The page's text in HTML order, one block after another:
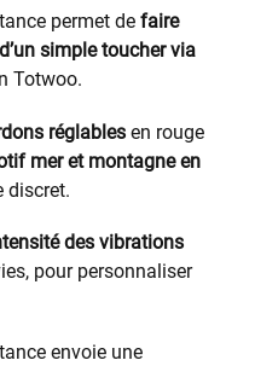
permet de faire
simple toucher via
Totwoo.
réglables en rouge
mer et montagne en
discret.
des vibrations
pour personnaliser
envoie une